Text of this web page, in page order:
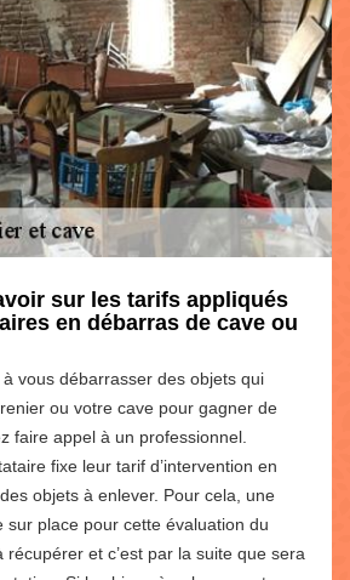
sur les tarifs appliqués
en débarras de cave ou
vous débarrasser des objets qui
ou votre cave pour gagner de
faire appel à un professionnel.
fixe leur tarif d’intervention en
objets à enlever. Pour cela, une
sur place pour cette évaluation du
récupérer et c’est par la suite que sera